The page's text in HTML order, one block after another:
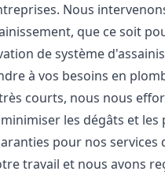
Nous
que ce soit
de système
à vos besoins en
courts, nous nous
les dégâts et
pour nos
travail et nous avons